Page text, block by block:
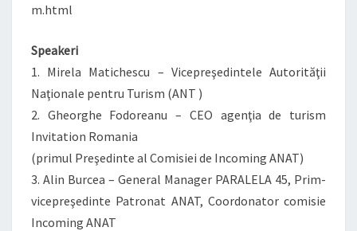
m.html
Speakeri
1. Mirela Matichescu – Vicepreşedintele Autorităţii
Naţionale pentru Turism (ANT )
2. Gheorghe Fodoreanu – CEO agenţia de turism
Invitation Romania
(primul Preşedinte al Comisiei de Incoming ANAT)
3. Alin Burcea – General Manager PARALELA 45, Prim-
vicepreşedinte Patronat ANAT, Coordonator comisie
Incoming ANAT